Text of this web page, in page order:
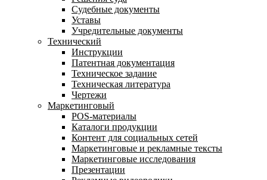
Судебные документы
Уставы
Учредительные документы
Технический
Инструкции
Патентная документация
Техническое задание
Техническая литература
Чертежи
Маркетинговый
POS-материалы
Каталоги продукции
Контент для социальных сетей
Маркетинговые и рекламные тексты
Маркетинговые исследования
Презентации